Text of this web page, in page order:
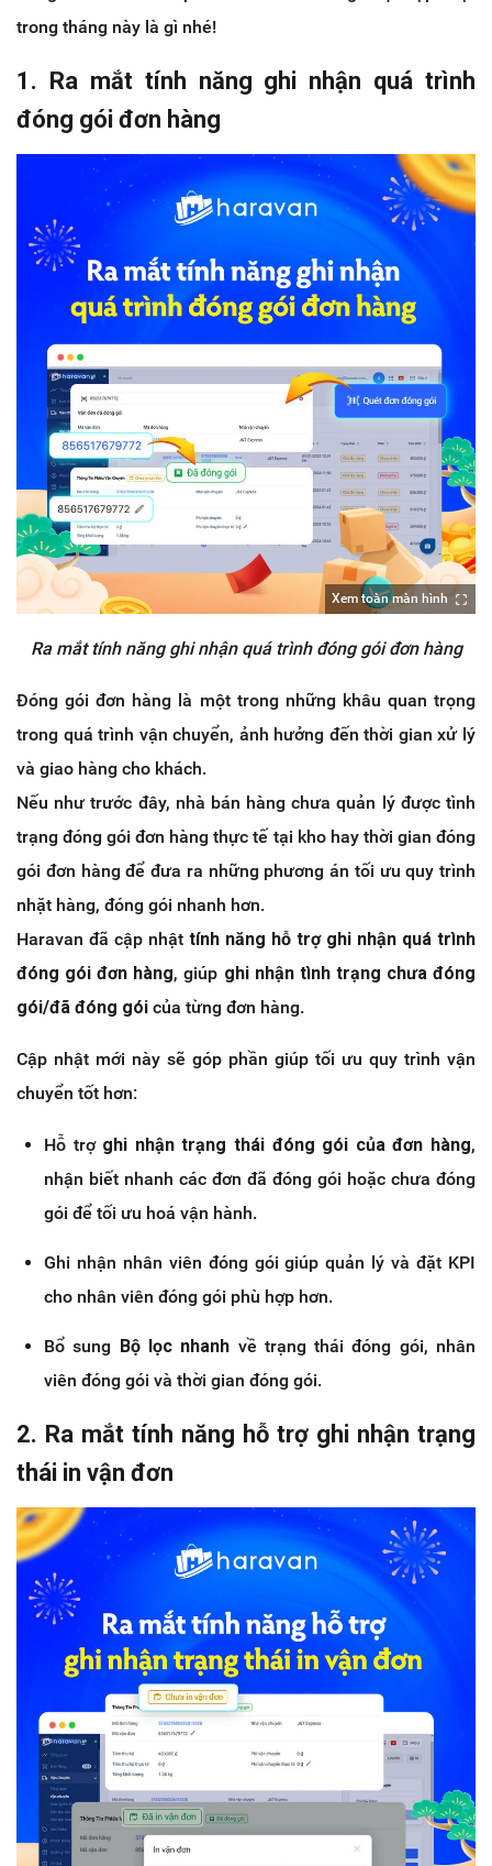
trong tháng này là gì nhé!
1. Ra mắt tính năng ghi nhận quá trình
đóng gói đơn hàng
Xem toàn màn hình
Ra mắt tính năng ghi nhận quá trình đóng gói đơn hàng
Đóng gói đơn hàng là một trong những khâu quan trọng
trong quá trình vận chuyển, ảnh hưởng đến thời gian xử lý
và giao hàng cho khách.
Nếu như trước đây, nhà bán hàng chưa quản lý được tình
trạng đóng gói đơn hàng thực tế tại kho hay thời gian đóng
gói đơn hàng để đưa ra những phương án tối ưu quy trình
nhặt hàng, đóng gói nhanh hơn.
Haravan đã cập nhật tính năng hỗ trợ ghi nhận quá trình
đóng gói đơn hàng, giúp ghi nhận tình trạng chưa đóng
gói/đã đóng gói của từng đơn hàng.
Cập nhật mới này sẽ góp phần giúp tối ưu quy trình vận
chuyển tốt hơn:
Hỗ trợ ghi nhận trạng thái đóng gói của đơn hàng,
nhận biết nhanh các đơn đã đóng gói hoặc chưa đóng
gói để tối ưu hoá vận hành.
Ghi nhận nhân viên đóng gói giúp quản lý và đặt KPI
cho nhân viên đóng gói phù hợp hơn.
Bổ sung Bộ lọc nhanh về trạng thái đóng gói, nhân
viên đóng gói và thời gian đóng gói.
2. Ra mắt tính năng hỗ trợ ghi nhận trạng
thái in vận đơn